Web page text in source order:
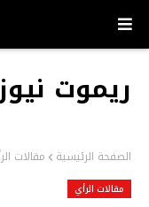
ريموت
الصفحة الرئيسية مقالات
مقالات الرأي